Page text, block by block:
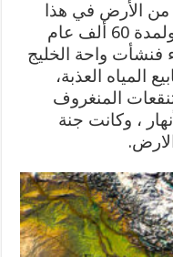
ميلًا مربع) من الأرض في هذا
الجزء من العالم “واحة الخليج” ولمدة 60 ألف عام
فنشأت واحة الخليج
المياه العذبة،
المنغروف
، وكانت جنة